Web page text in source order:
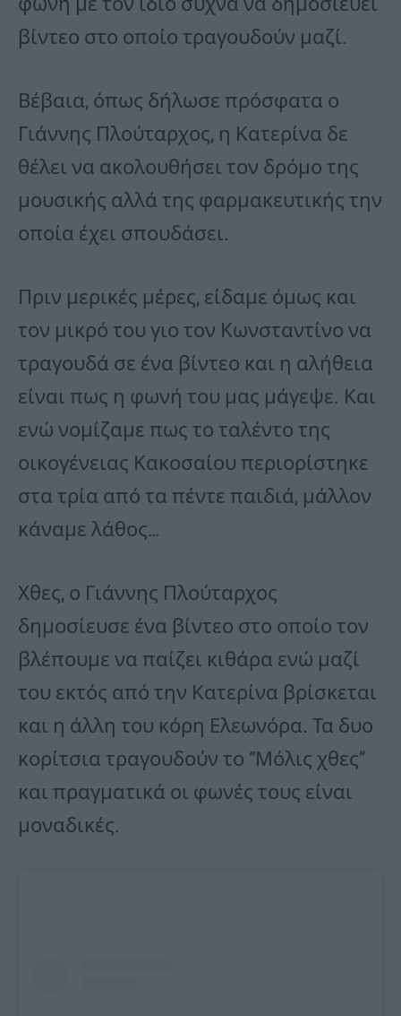
βίντεο στο οποίο τραγουδούν μαζί.
Βέβαια, όπως δήλωσε πρόσφατα ο
Γιάννης Πλούταρχος, η Κατερίνα δε
θέλει να ακολουθήσει τον δρόμο της
μουσικής αλλά της φαρμακευτικής την
οποία έχει σπουδάσει.
Πριν μερικές μέρες, είδαμε όμως και
τον μικρό του γιο τον Κωνσταντίνο να
τραγουδά σε ένα βίντεο και η αλήθεια
είναι πως η φωνή του μας μάγεψε. Και
ενώ νομίζαμε πως το ταλέντο της
οικογένειας Κακοσαίου περιορίστηκε
στα τρία από τα πέντε παιδιά, μάλλον
κάναμε λάθος…
Χθες, ο Γιάννης Πλούταρχος
δημοσίευσε ένα βίντεο στο οποίο τον
βλέπουμε να παίζει κιθάρα ενώ μαζί
του εκτός από την Κατερίνα βρίσκεται
και η άλλη του κόρη Ελεωνόρα. Τα δυο
κορίτσια τραγουδούν το “Μόλις χθες”
και πραγματικά οι φωνές τους είναι
μοναδικές.